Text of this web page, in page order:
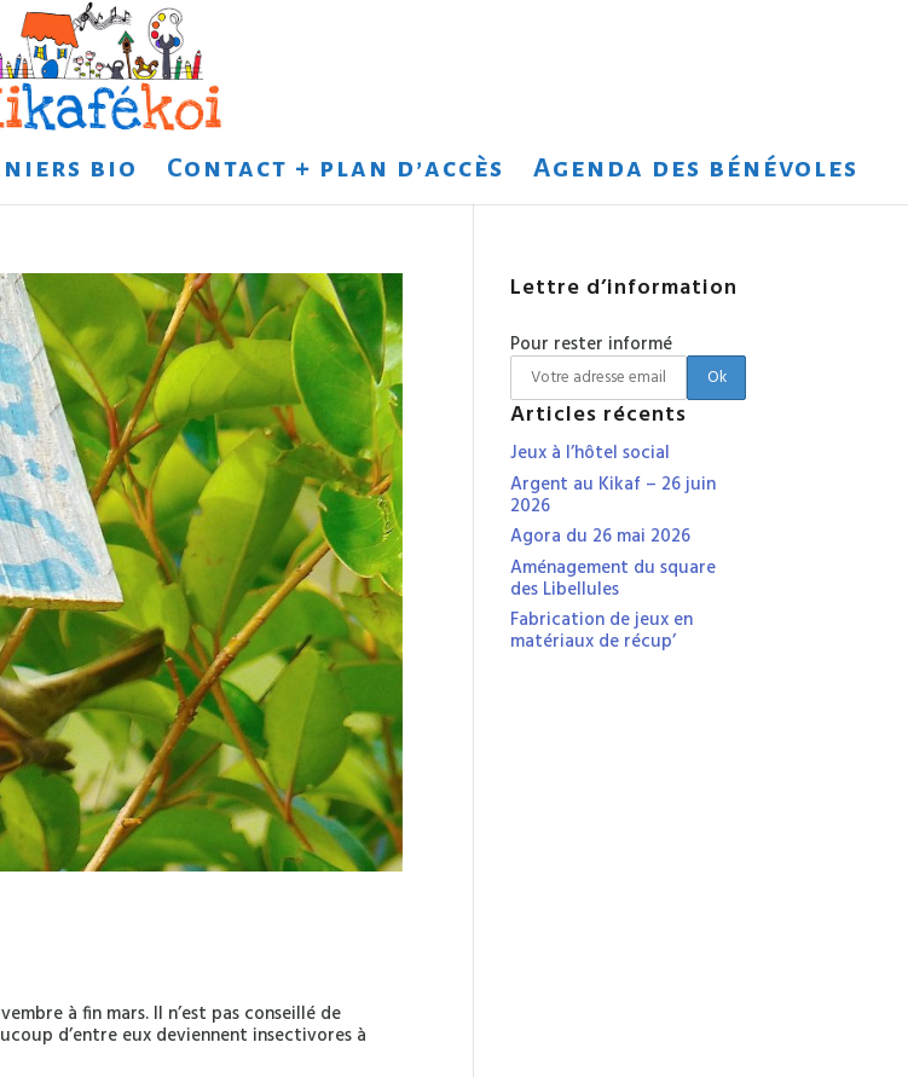
bio Contact + plan d’accès Agenda des bénévoles
à fin mars. Il n’est pas conseillé de
d’entre eux deviennent insectivores à
Lettre d’information
Pour rester informé
Articles récents
Jeux à l’hôtel social
Argent au Kikaf – 26 juin
2026
Agora du 26 mai 2026
Aménagement du square
des Libellules
Fabrication de jeux en
matériaux de récup’